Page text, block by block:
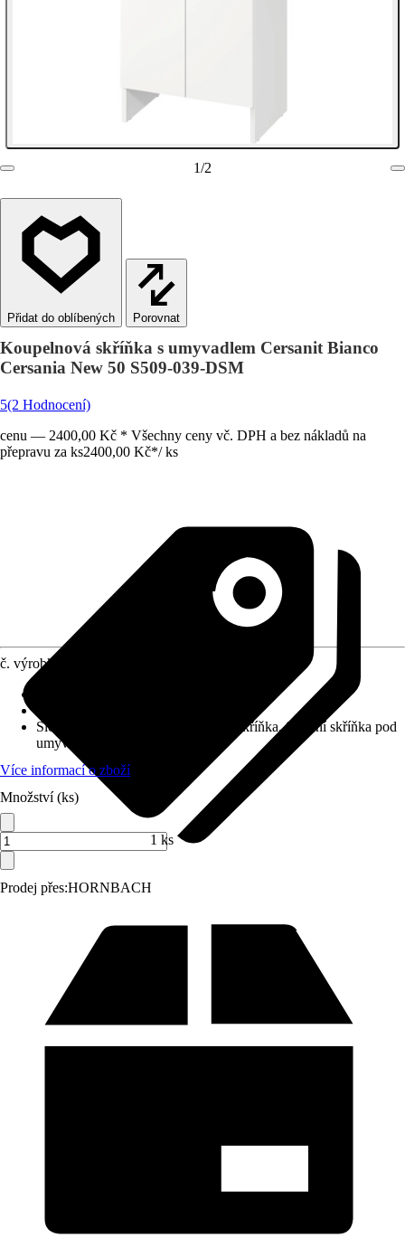
1/2
Porovnat
Koupelnová skříňka s umyvadlem Cersanit Bianco
Cersania New 50 S509-039-DSM
5(2 Hodnocení)
cenu — 2400,00 Kč * Všechny ceny vč. DPH a bez nákladů na
přepravu za ks2400,00 Kč*/ ks
Prodej přes:HORNBACH
č. výrobku
Složení výrobku
Baterie, Závěsná skříňka, Spodní skříňka pod
umyvadlo
Více informací o zboží
Množství (ks)
1 ks